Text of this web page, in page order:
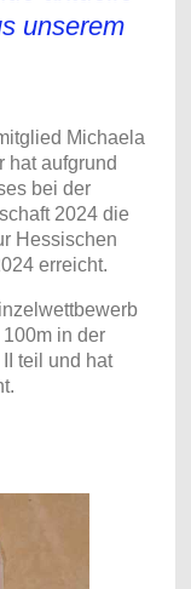
unserem
Michaela
hat aufgrund
bei der
2024 die
Hessischen
erreicht.
in der
teil und hat